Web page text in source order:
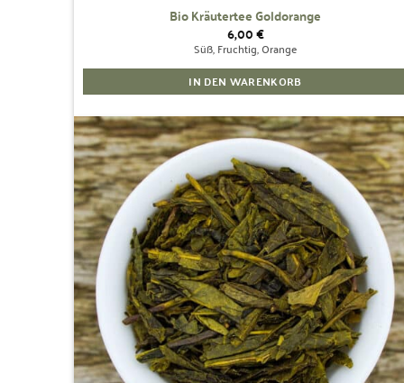
Bio Kräutertee Goldorange
6,00€
Süß, Fruchtig, Orange
IN DEN WARENKORB
Zur
Wunschliste
hinzufügen